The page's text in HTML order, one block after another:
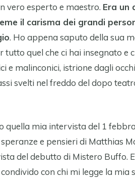
vero esperto e maestro. Era un
il carisma dei grandi
. Ho appena saputo della sua
tutto quel che ci hai insegnato e
e malinconici, istrione dagli
svelti nel freddo del dopo
quella mia intervista del 1
e pensieri di Matthias
del debutto di Mistero Buffo.
con chi mi legge la